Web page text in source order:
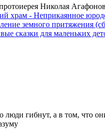
Николая
храм - Неприкаянное
земного притяжения
сказки для маленьких
люди гибнут, а в том, что